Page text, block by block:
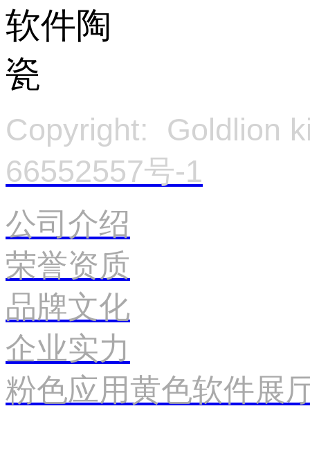
Copyright:
66552557号-1
公司介绍
荣誉资质
品牌文化
企业实力
粉色应用黄色软件展